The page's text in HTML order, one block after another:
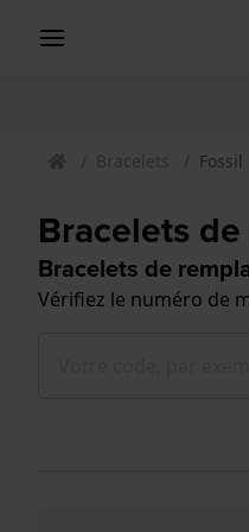
Bracelets Fossil
Bracelets
Bracelets de
Vérifiez le numéro de